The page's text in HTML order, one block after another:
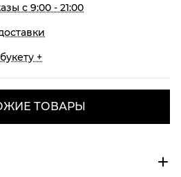
с 9:00 - 21:00
+
ТОВАРЫ